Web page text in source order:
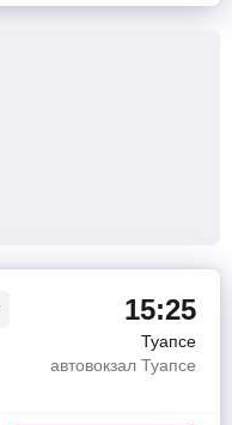
15:25
Туапсе
автовокзал Туапсе